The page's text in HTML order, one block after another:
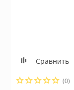
Сравнить
(0)